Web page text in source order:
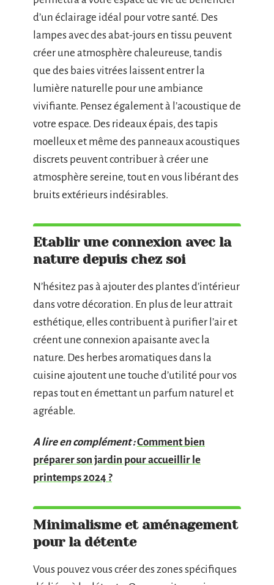
d’un éclairage idéal pour votre santé. Des
lampes avec des abat-jours en tissu peuvent
créer une atmosphère chaleureuse, tandis
que des baies vitrées laissent entrer la
lumière naturelle pour une ambiance
vivifiante. Pensez également à l’acoustique de
votre espace. Des rideaux épais, des tapis
moelleux et même des panneaux acoustiques
discrets peuvent contribuer à créer une
atmosphère sereine, tout en vous libérant des
bruits extérieurs indésirables.
Etablir une connexion avec la
nature depuis chez soi
N’hésitez pas à ajouter des plantes d’intérieur
dans votre décoration. En plus de leur attrait
esthétique, elles contribuent à purifier l’air et
créent une connexion apaisante avec la
nature. Des herbes aromatiques dans la
cuisine ajoutent une touche d’utilité pour vos
repas tout en émettant un parfum naturel et
agréable.
A lire en complément :Comment bien
préparer son jardin pour accueillir le
printemps 2024 ?
Minimalisme et aménagement
pour la détente
Vous pouvez vous créer des zones spécifiques